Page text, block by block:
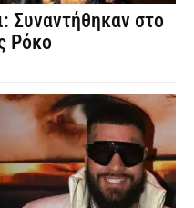
Συναντήθηκαν στο
Ρόκο